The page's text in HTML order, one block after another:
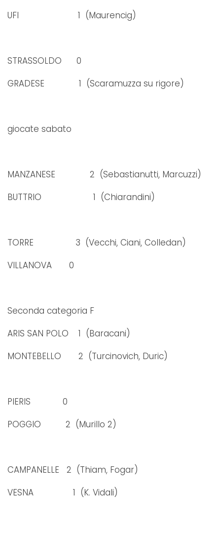
UFI 1 (Maurencig)
STRASSOLDO 0
GRADESE 1 (Scaramuzza su rigore)
giocate sabato
MANZANESE 2 (Sebastianutti, Marcuzzi)
BUTTRIO 1 (Chiarandini)
TORRE 3 (Vecchi, Ciani, Colledan)
VILLANOVA 0
Seconda categoria F
ARIS SAN POLO 1 (Baracani)
MONTEBELLO 2 (Turcinovich, Duric)
PIERIS 0
POGGIO 2 (Murillo 2)
CAMPANELLE 2 (Thiam, Fogar)
VESNA 1 (K. Vidali)